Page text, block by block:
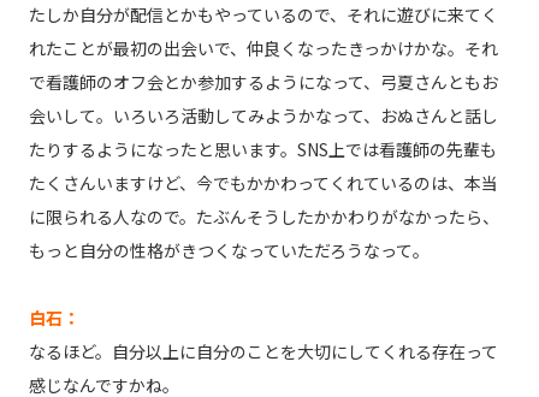
たしか自分が配信とかもやっているので、それに遊びに来てく
れたことが最初の出会いで、仲良くなったきっかけかな。それ
で看護師のオフ会とか参加するようになって、弓夏さんともお
会いして。いろいろ活動してみようかなって、おぬさんと話し
たりするようになったと思います。SNS上では看護師の先輩も
たくさんいますけど、今でもかかわってくれているのは、本当
に限られる人なので。たぶんそうしたかかわりがなかったら、
もっと自分の性格がきつくなっていただろうなって。
白石：
なるほど。自分以上に自分のことを大切にしてくれる存在って
感じなんですかね。